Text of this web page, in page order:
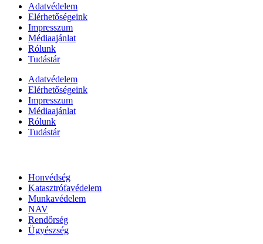
Adatvédelem
Elérhetőségeink
Impresszum
Médiaajánlat
Rólunk
Tudástár
Adatvédelem
Elérhetőségeink
Impresszum
Médiaajánlat
Rólunk
Tudástár
Honvédség
Katasztrófavédelem
Munkavédelem
NAV
Rendőrség
Ügyészség